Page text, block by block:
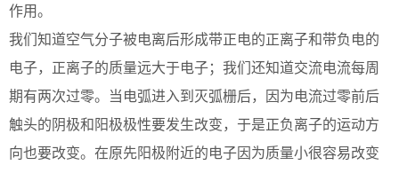
作用。
我们知道空气分子被电离后形成带正电的正离子和带负电的
电子，正离子的质量远大于电子；我们还知道交流电流每周
期有两次过零。当电弧进入到灭弧栅后，因为电流过零前后
触头的阴极和阳极极性要发生改变，于是正负离子的运动方
向也要改变。在原先阳极附近的电子因为质量小很容易改变